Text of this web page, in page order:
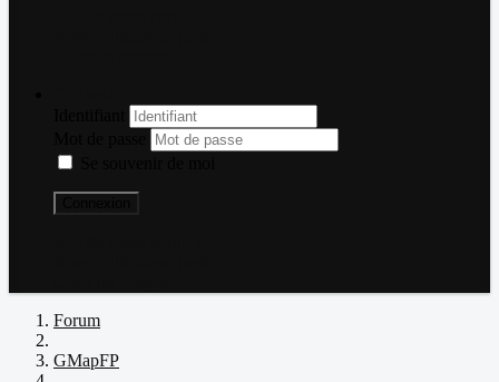
Forum
GMapFP